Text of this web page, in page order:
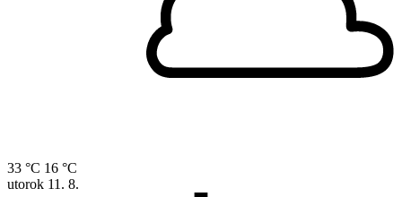
33 °C 16 °C
utorok 11. 8.